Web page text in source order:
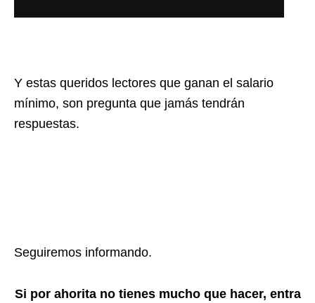
Y estas queridos lectores que ganan el salario
mínimo, son pregunta que jamás tendrán
respuestas.
Seguiremos informando.
Si por ahorita no tienes mucho que hacer, entra